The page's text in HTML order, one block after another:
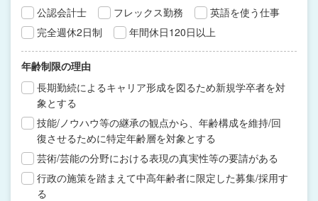
公認会計士
フレックス勤務
英語を使う仕事
完全週休2日制
年間休日120日以上
年齢制限の理由
長期勤続によるキャリア形成を図るため新規学卒者を対
象とする
技能/ノウハウ等の継承の観点から、年齢構成を維持/回
復させるために特定年齢層を対象とする
芸術/芸能の分野における表現の真実性等の要請がある
行政の施策を踏まえて中高年齢者に限定した募集/採用す
る